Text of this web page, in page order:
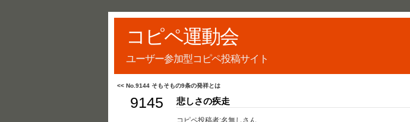
コピペ運動会
ユーザー参加型コピペ投稿サイト
<< No.9144 そもそもの9条の発祥とは
9145 悲しさの疾走
コピペ投稿者:名無しさん